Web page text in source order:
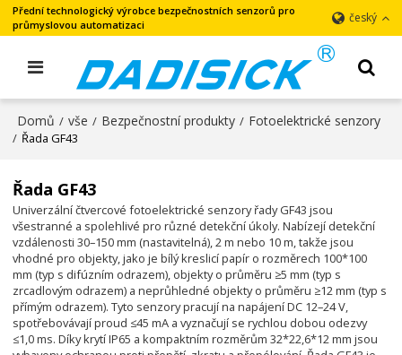
Přední technologický výrobce bezpečnostních senzorů pro
průmyslovou automatizaci
český
Domů / vše / Bezpečnostní produkty / Fotoelektrické senzory
/ Řada GF43
Řada GF43
Univerzální čtvercové fotoelektrické senzory řady GF43 jsou
všestranné a spolehlivé pro různé detekční úkoly. Nabízejí detekční
vzdálenosti 30–150 mm (nastavitelná), 2 m nebo 10 m, takže jsou
vhodné pro objekty, jako je bílý kreslicí papír o rozměrech 100*100
mm (typ s difúzním odrazem), objekty o průměru ≥5 mm (typ s
zrcadlovým odrazem) a neprůhledné objekty o průměru ≥12 mm (typ s
přímým odrazem). Tyto senzory pracují na napájení DC 12–24 V,
spotřebovávají proud ≤45 mA a vyznačují se rychlou dobou odezvy
≤1,0 ms. Díky krytí IP65 a kompaktním rozměrům 32*22,6*12 mm jsou